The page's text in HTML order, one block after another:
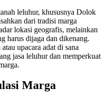
leluhur, khususnya Dolok
dari tradisi marga
lokasi geografis, melainkan
harus dijaga dan dikenang.
upacara adat di sana
jasa leluhur dan memperkuat
Marga